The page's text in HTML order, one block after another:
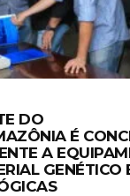
DO
É
A
GENÉTICO